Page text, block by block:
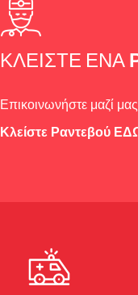
ΚΛΕΊΣΤΕ ΈΝΑ
Επικοινωνήστε μαζί
Κλείστε Ραντεβού